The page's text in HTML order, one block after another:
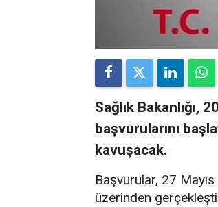
Sağlık Bakanlığı,
başvurularını
kavuşacak.
Başvurular, 27
üzerinden